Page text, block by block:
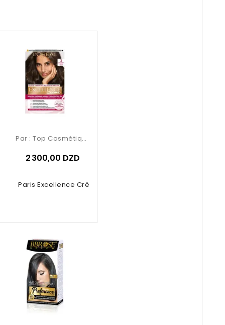
Paris Excellence Crème –...
Par : Top Cosmétiques
2 300,00 DZD